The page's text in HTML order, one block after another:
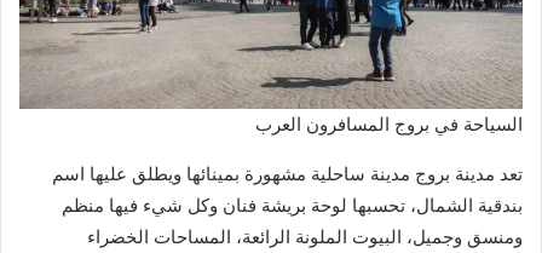
السياحة في بروج المسافرون العرب
تعد مدينة بروج مدينة ساحلية مشهورة بمينائها ويطلق عليها اسم
بندقية الشمال، تحسبها لوحة بريشة فنان وكل شيء فيها منظم
ومنسق وجميل، البيوت الملونة الرائعة، المساحات الخضراء